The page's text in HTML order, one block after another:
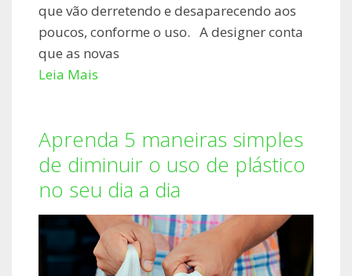
que vão derretendo e desaparecendo aos
poucos, conforme o uso. A designer conta
que as novas
Leia Mais
Aprenda 5 maneiras simples
de diminuir o uso de plástico
no seu dia a dia